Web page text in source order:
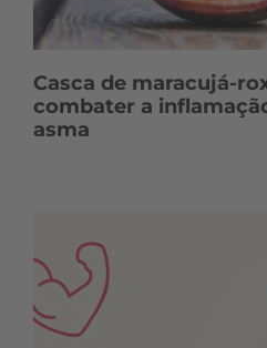
Casca de maracujá-
combater a
asma